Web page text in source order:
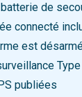
de
connecté
est
publiées